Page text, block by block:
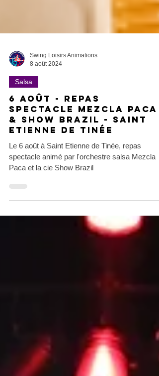
Swing Loisirs Animations
8 août 2024
Salsa
spectacle Mezcla Paca
& Show Brazil - Saint
Etienne de Tinée
Le 6 août à Saint Etienne de Tinée, repas